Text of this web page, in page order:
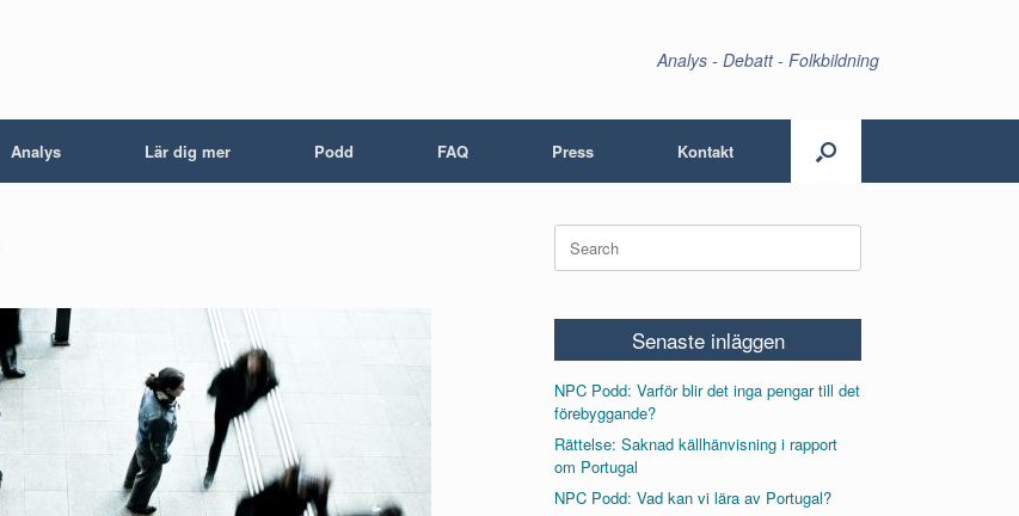
Analys - Debatt - Folkbildning
Analys Lär dig mer Podd FAQ Press Kontakt
Search
for:
Senaste inläggen
NPC Podd: Varför blir det inga pengar till det
förebyggande?
Rättelse: Saknad källhänvisning i rapport
om Portugal
NPC Podd: Vad kan vi lära av Portugal?